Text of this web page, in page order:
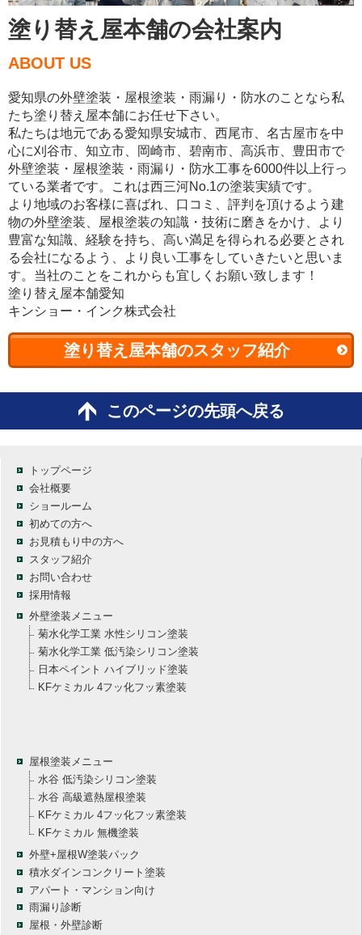
塗り替え屋本舗の会社案内
ABOUT US
愛知県の外壁塗装・屋根塗装・雨漏り・防水のことなら私
たち塗り替え屋本舗にお任せ下さい。
私たちは地元である愛知県安城市、西尾市、名古屋市を中
心に刈谷市、知立市、岡崎市、碧南市、高浜市、豊田市で
外壁塗装・屋根塗装・雨漏り・防水工事を6000件以上行っ
ている業者です。これは西三河No.1の塗装実績です。
より地域のお客様に喜ばれ、口コミ、評判を頂けるよう建
物の外壁塗装、屋根塗装の知識・技術に磨きをかけ、より
豊富な知識、経験を持ち、高い満足を得られる必要とされ
る会社になるよう、より良い工事をしていきたいと思いま
す。当社のことをこれからも宜しくお願い致します！
塗り替え屋本舗愛知
キンショー・インク株式会社
塗り替え屋本舗のスタッフ紹介
このページの先頭へ戻る
トップページ
会社概要
ショールーム
初めての方へ
お見積もり中の方へ
スタッフ紹介
お問い合わせ
採用情報
外壁塗装メニュー
菊水化学工業 水性シリコン塗装
菊水化学工業 低汚染シリコン塗装
日本ペイント ハイブリッド塗装
KFケミカル 4フッ化フッ素塗装
屋根塗装メニュー
水谷 低汚染シリコン塗装
水谷 高級遮熱屋根塗装
KFケミカル 4フッ化フッ素塗装
KFケミカル 無機塗装
外壁+屋根W塗装パック
積水ダインコンクリート塗装
アパート・マンション向け
雨漏り診断
屋根・外壁診断